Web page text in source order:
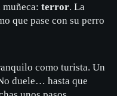
muñeca: terror. La
que pase con su perro
como turista. Un
duele… hasta que